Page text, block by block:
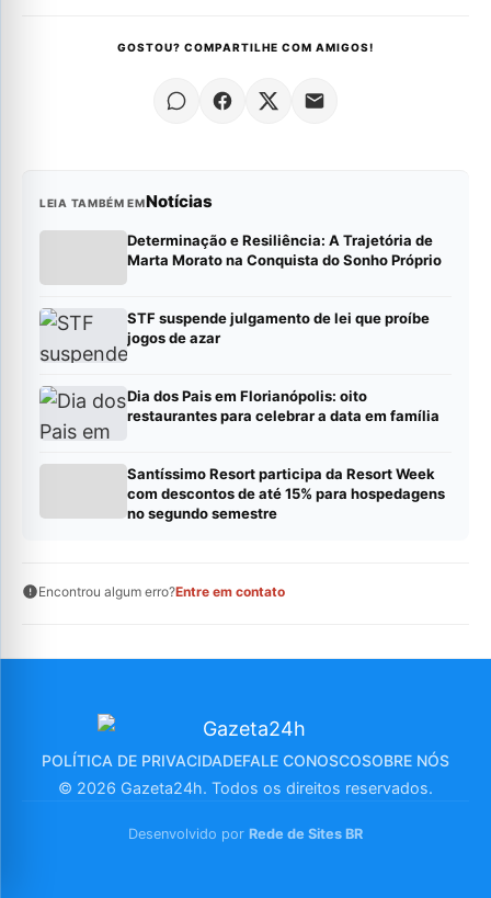
GOSTOU? COMPARTILHE COM AMIGOS!
LEIA TAMBÉM EMNotícias
Determinação e Resiliência: A Trajetória de
Marta Morato na Conquista do Sonho Próprio
STF suspende julgamento de lei que proíbe
jogos de azar
Dia dos Pais em Florianópolis: oito
restaurantes para celebrar a data em família
Santíssimo Resort participa da Resort Week
com descontos de até 15% para hospedagens
no segundo semestre
Encontrou algum erro?Entre em contato
POLÍTICA DE PRIVACIDADEFALE CONOSCOSOBRE NÓS
© 2026 Gazeta24h. Todos os direitos reservados.
Desenvolvido por Rede de Sites BR